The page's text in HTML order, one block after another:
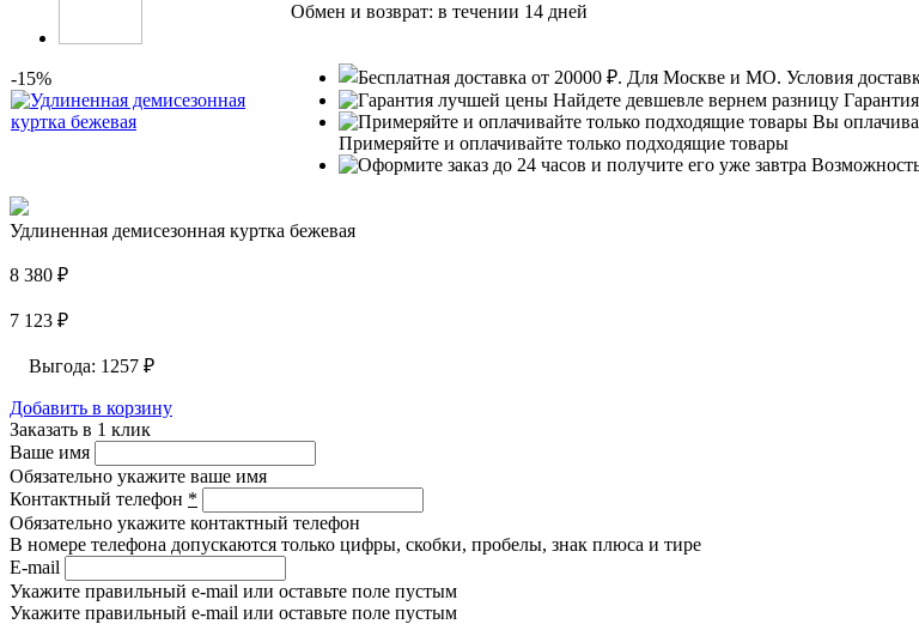
-15%
Обмен и возврат: в течении 14 дней
Для Москве и МО. Условия
Найдете девшевле вернем разницу
Вы
Примеряйте и оплачивайте только подходящие товары
Удлиненная демисезонная куртка бежевая
8 380 ₽
7 123 ₽
Выгода: 1257 ₽
Добавить в корзину
Заказать в 1 клик
Ваше имя
Обязательно укажите ваше имя
Контактный телефон *
Обязательно укажите контактный телефон
В номере телефона допускаются только цифры, скобки, пробелы, знак плюса и тире
E-mail
Укажите правильный e-mail или оставьте поле пустым
Укажите правильный e-mail или оставьте поле пустым